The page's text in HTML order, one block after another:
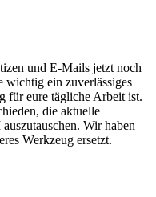
und E-Mails jetzt noch
ein zuverlässiges
für eure tägliche Arbeit ist.
die aktuelle
Wir haben
Werkzeug ersetzt.